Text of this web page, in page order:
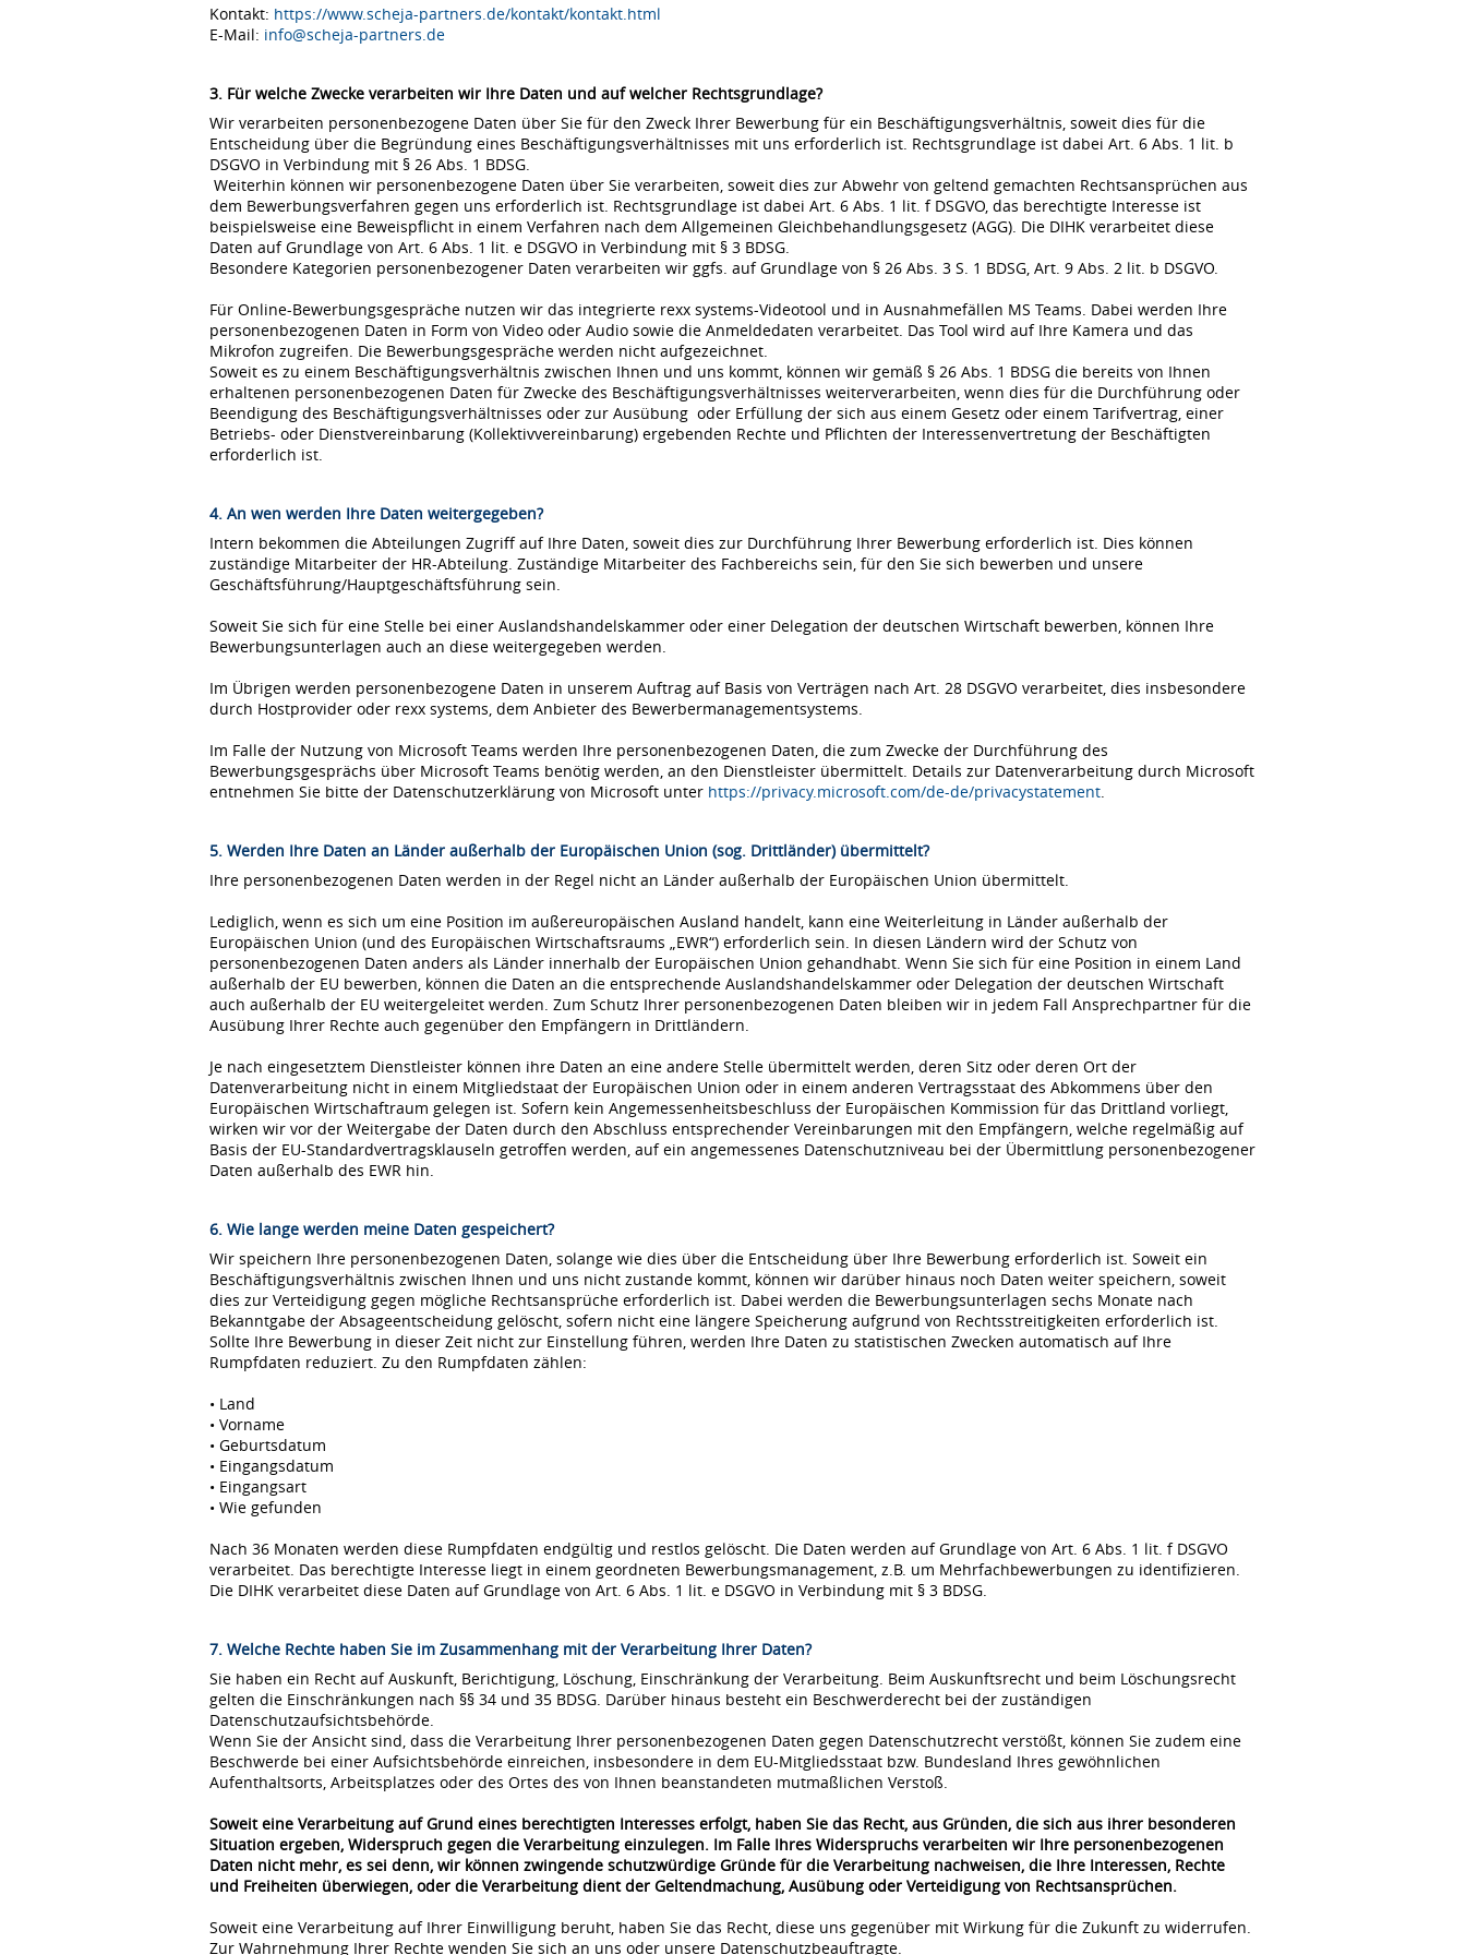
Kontakt: https://www.scheja-partners.de/kontakt/kontakt.html
E-Mail: info@scheja-partners.de
3. Für welche Zwecke verarbeiten wir Ihre Daten und auf welcher Rechtsgrundlage?
Wir verarbeiten personenbezogene Daten über Sie für den Zweck Ihrer Bewerbung für ein Beschäftigungsverhältnis, soweit dies für die
Entscheidung über die Begründung eines Beschäftigungsverhältnisses mit uns erforderlich ist. Rechtsgrundlage ist dabei Art. 6 Abs. 1 lit. b
DSGVO in Verbindung mit § 26 Abs. 1 BDSG.
Weiterhin können wir personenbezogene Daten über Sie verarbeiten, soweit dies zur Abwehr von geltend gemachten Rechtsansprüchen aus
dem Bewerbungsverfahren gegen uns erforderlich ist. Rechtsgrundlage ist dabei Art. 6 Abs. 1 lit. f DSGVO, das berechtigte Interesse ist
beispielsweise eine Beweispflicht in einem Verfahren nach dem Allgemeinen Gleichbehandlungsgesetz (AGG). Die DIHK verarbeitet diese
Daten auf Grundlage von Art. 6 Abs. 1 lit. e DSGVO in Verbindung mit § 3 BDSG.
Besondere Kategorien personenbezogener Daten verarbeiten wir ggfs. auf Grundlage von § 26 Abs. 3 S. 1 BDSG, Art. 9 Abs. 2 lit. b DSGVO.
Für Online-Bewerbungsgespräche nutzen wir das integrierte rexx systems-Videotool und in Ausnahmefällen MS Teams. Dabei werden Ihre
personenbezogenen Daten in Form von Video oder Audio sowie die Anmeldedaten verarbeitet. Das Tool wird auf Ihre Kamera und das
Mikrofon zugreifen. Die Bewerbungsgespräche werden nicht aufgezeichnet.
Soweit es zu einem Beschäftigungsverhältnis zwischen Ihnen und uns kommt, können wir gemäß § 26 Abs. 1 BDSG die bereits von Ihnen
erhaltenen personenbezogenen Daten für Zwecke des Beschäftigungsverhältnisses weiterverarbeiten, wenn dies für die Durchführung oder
Beendigung des Beschäftigungsverhältnisses oder zur Ausübung oder Erfüllung der sich aus einem Gesetz oder einem Tarifvertrag, einer
Betriebs- oder Dienstvereinbarung (Kollektivvereinbarung) ergebenden Rechte und Pflichten der Interessenvertretung der Beschäftigten
erforderlich ist.
4. An wen werden Ihre Daten weitergegeben?
Intern bekommen die Abteilungen Zugriff auf Ihre Daten, soweit dies zur Durchführung Ihrer Bewerbung erforderlich ist. Dies können
zuständige Mitarbeiter der HR-Abteilung. Zuständige Mitarbeiter des Fachbereichs sein, für den Sie sich bewerben und unsere
Geschäftsführung/Hauptgeschäftsführung sein.
Soweit Sie sich für eine Stelle bei einer Auslandshandelskammer oder einer Delegation der deutschen Wirtschaft bewerben, können Ihre
Bewerbungsunterlagen auch an diese weitergegeben werden.
Im Übrigen werden personenbezogene Daten in unserem Auftrag auf Basis von Verträgen nach Art. 28 DSGVO verarbeitet, dies insbesondere
durch Hostprovider oder rexx systems, dem Anbieter des Bewerbermanagementsystems.
Im Falle der Nutzung von Microsoft Teams werden Ihre personenbezogenen Daten, die zum Zwecke der Durchführung des
Bewerbungsgesprächs über Microsoft Teams benötig werden, an den Dienstleister übermittelt. Details zur Datenverarbeitung durch Microsoft
entnehmen Sie bitte der Datenschutzerklärung von Microsoft unter https://privacy.microsoft.com/de-de/privacystatement.
5. Werden Ihre Daten an Länder außerhalb der Europäischen Union (sog. Drittländer) übermittelt?
Ihre personenbezogenen Daten werden in der Regel nicht an Länder außerhalb der Europäischen Union übermittelt.
Lediglich, wenn es sich um eine Position im außereuropäischen Ausland handelt, kann eine Weiterleitung in Länder außerhalb der
Europäischen Union (und des Europäischen Wirtschaftsraums „EWR“) erforderlich sein. In diesen Ländern wird der Schutz von
personenbezogenen Daten anders als Länder innerhalb der Europäischen Union gehandhabt. Wenn Sie sich für eine Position in einem Land
außerhalb der EU bewerben, können die Daten an die entsprechende Auslandshandelskammer oder Delegation der deutschen Wirtschaft
auch außerhalb der EU weitergeleitet werden. Zum Schutz Ihrer personenbezogenen Daten bleiben wir in jedem Fall Ansprechpartner für die
Ausübung Ihrer Rechte auch gegenüber den Empfängern in Drittländern.
Je nach eingesetztem Dienstleister können ihre Daten an eine andere Stelle übermittelt werden, deren Sitz oder deren Ort der
Datenverarbeitung nicht in einem Mitgliedstaat der Europäischen Union oder in einem anderen Vertragsstaat des Abkommens über den
Europäischen Wirtschaftraum gelegen ist. Sofern kein Angemessenheitsbeschluss der Europäischen Kommission für das Drittland vorliegt,
wirken wir vor der Weitergabe der Daten durch den Abschluss entsprechender Vereinbarungen mit den Empfängern, welche regelmäßig auf
Basis der EU-Standardvertragsklauseln getroffen werden, auf ein angemessenes Datenschutzniveau bei der Übermittlung personenbezogener
Daten außerhalb des EWR hin.
6. Wie lange werden meine Daten gespeichert?
Wir speichern Ihre personenbezogenen Daten, solange wie dies über die Entscheidung über Ihre Bewerbung erforderlich ist. Soweit ein
Beschäftigungsverhältnis zwischen Ihnen und uns nicht zustande kommt, können wir darüber hinaus noch Daten weiter speichern, soweit
dies zur Verteidigung gegen mögliche Rechtsansprüche erforderlich ist. Dabei werden die Bewerbungsunterlagen sechs Monate nach
Bekanntgabe der Absageentscheidung gelöscht, sofern nicht eine längere Speicherung aufgrund von Rechtsstreitigkeiten erforderlich ist.
Sollte Ihre Bewerbung in dieser Zeit nicht zur Einstellung führen, werden Ihre Daten zu statistischen Zwecken automatisch auf Ihre
Rumpfdaten reduziert. Zu den Rumpfdaten zählen:
• Land
• Vorname
• Geburtsdatum
• Eingangsdatum
• Eingangsart
• Wie gefunden
Nach 36 Monaten werden diese Rumpfdaten endgültig und restlos gelöscht. Die Daten werden auf Grundlage von Art. 6 Abs. 1 lit. f DSGVO
verarbeitet. Das berechtigte Interesse liegt in einem geordneten Bewerbungsmanagement, z.B. um Mehrfachbewerbungen zu identifizieren.
Die DIHK verarbeitet diese Daten auf Grundlage von Art. 6 Abs. 1 lit. e DSGVO in Verbindung mit § 3 BDSG.
7. Welche Rechte haben Sie im Zusammenhang mit der Verarbeitung Ihrer Daten?
Sie haben ein Recht auf Auskunft, Berichtigung, Löschung, Einschränkung der Verarbeitung. Beim Auskunftsrecht und beim Löschungsrecht
gelten die Einschränkungen nach §§ 34 und 35 BDSG. Darüber hinaus besteht ein Beschwerderecht bei der zuständigen
Datenschutzaufsichtsbehörde.
Wenn Sie der Ansicht sind, dass die Verarbeitung Ihrer personenbezogenen Daten gegen Datenschutzrecht verstößt, können Sie zudem eine
Beschwerde bei einer Aufsichtsbehörde einreichen, insbesondere in dem EU-Mitgliedsstaat bzw. Bundesland Ihres gewöhnlichen
Aufenthaltsorts, Arbeitsplatzes oder des Ortes des von Ihnen beanstandeten mutmaßlichen Verstoß.
Soweit eine Verarbeitung auf Grund eines berechtigten Interesses erfolgt, haben Sie das Recht, aus Gründen, die sich aus ihrer besonderen
Situation ergeben, Widerspruch gegen die Verarbeitung einzulegen. Im Falle Ihres Widerspruchs verarbeiten wir Ihre personenbezogenen
Daten nicht mehr, es sei denn, wir können zwingende schutzwürdige Gründe für die Verarbeitung nachweisen, die Ihre Interessen, Rechte
und Freiheiten überwiegen, oder die Verarbeitung dient der Geltendmachung, Ausübung oder Verteidigung von Rechtsansprüchen.
Soweit eine Verarbeitung auf Ihrer Einwilligung beruht, haben Sie das Recht, diese uns gegenüber mit Wirkung für die Zukunft zu widerrufen.
Zur Wahrnehmung Ihrer Rechte wenden Sie sich an uns oder unsere Datenschutzbeauftragte.